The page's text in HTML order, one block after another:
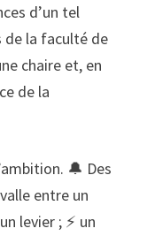
d’un tel
la faculté de
chaire et, en
de la
🔔 Des
entre un
levier ; ⚡ un